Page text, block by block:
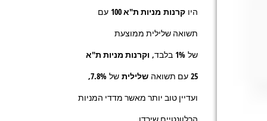
היו קרנות מניות ת"א 100
עם
תשואה שלילית ממוצעת
של 1% בלבד, וקרנות מניות ת"א
25 עם תשואה שלילית של 7.8%
,
ועדיין טוב יותר מאשר מדדי המניות